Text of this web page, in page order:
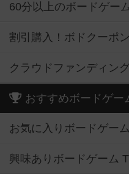
60分以上のボードゲー
割引購入！ボドクーポ
クラウドファンディン
おすすめボードゲー
お気に入りボードゲー
興味ありボードゲーム